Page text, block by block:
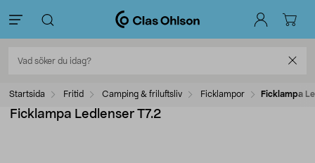
Startsida Fritid Camping & friluftsliv Ficklampor Ficklampa
Ficklampa Ledlenser T7.2